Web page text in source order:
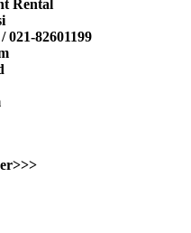
Rental
021-82601199